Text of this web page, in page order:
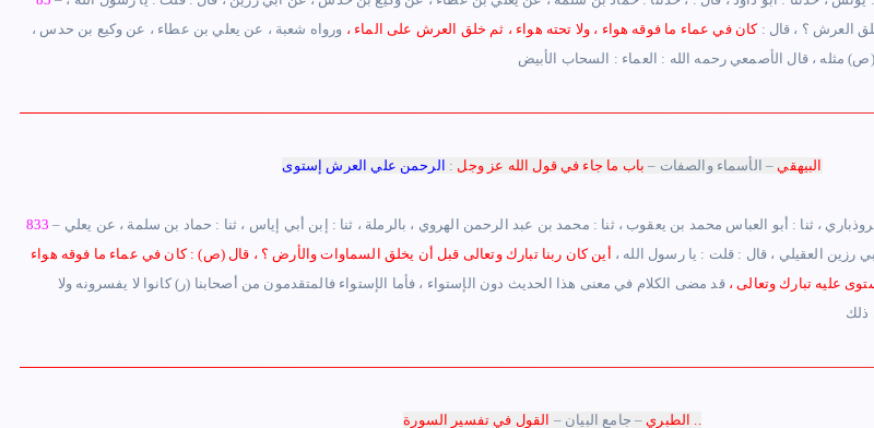
العرش ؟ ، قال :كان في عماء ما فوقه هواء ، ولا تحته هواء ، ثم خلق العرش على الماء ، ورواه شعبة ، عن يعلي بن عطاء ، عن وكيع بن حدس ،
البيهقي – الأسماء والصفات – باب ما جاء في قول الله عز وجل : الرحمن علي العرش إستوى
833 – أخبرنا : أبو علي الحسين بن محمد الروذباري ، ثنا : أبو العباس محمد بن يعقوب ، ثنا : محمد بن عبد الرحمن الهروي ، بالرملة ، ثنا : إبن أبي إياس ، ثنا : حماد بن سلمة ، عن يعلي
العقيلي ، قال : قلت : يا رسول الله ، أين كان ربنا تبارك وتعالى قبل أن يخلق السماوات والأرض ؟ ، قال (ص) : كان في عماء ما فوقه هواء
عليه تبارك وتعالى ،قد مضى الكلام في معنى هذا الحديث دون الإستواء ، فأما الإستواء فالمتقدمون من أصحابنا (ر) كانوا لا يفسرونه ولا
الطبري – جامع البيان – القول في تفسير السورة ..